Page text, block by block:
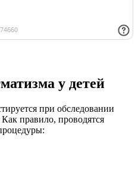
у детей
при обследовании
правило, проводятся